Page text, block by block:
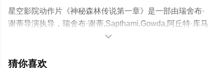
星空影院动作片《神秘森林传说第一章》是一部由瑞舍布·
谢蒂导演执导，瑞舍布·谢蒂,Sapthami,Gowda,阿丘特·库马
尔,Manasi,Sudhir,Shine,Shetty等演员精彩演绎的印度电
视，更多相关信息可移步至豆瓣电影、电视猫或剧情网等

猜你喜欢